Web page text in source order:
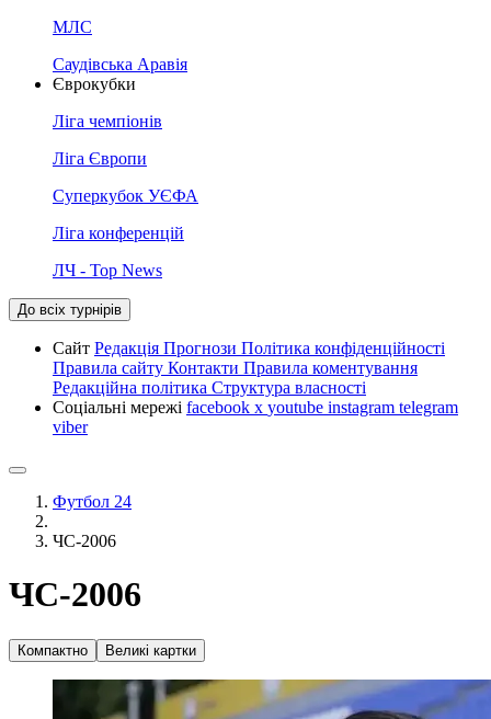
МЛС
Саудівська Аравія
Єврокубки
Ліга чемпіонів
Ліга Європи
Суперкубок УЄФА
Ліга конференцій
ЛЧ - Top News
До всіх турнірів
Сайт Редакція Прогнози Політика конфіденційності
Правила сайту Контакти Правила коментування
Редакційна політика Структура власності
Соціальні мережі facebook x youtube instagram telegram
viber
Футбол 24
ЧС-2006
ЧС-2006
Компактно Великі картки